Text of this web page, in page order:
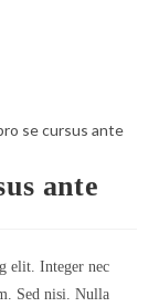
ante
elit. Integer nec
Sed nisi. Nulla